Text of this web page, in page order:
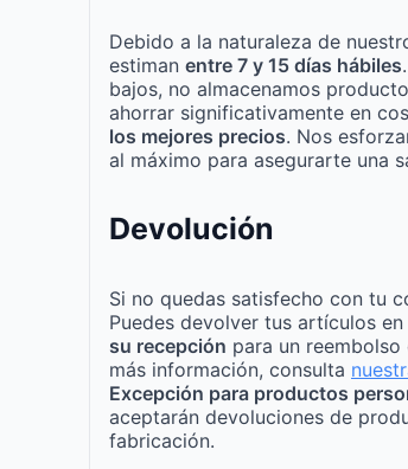
Debido a la naturaleza de
estiman entre 7 y 15 días hábiles
bajos, no almacenamos
ahorrar significativamente en
los mejores precios. Nos
al máximo para asegurarte una
Devolución
Si no quedas satisfecho con tu
Puedes devolver tus artículos
su recepción para un
más información, consulta
Excepción para productos
aceptarán devoluciones de
fabricación.